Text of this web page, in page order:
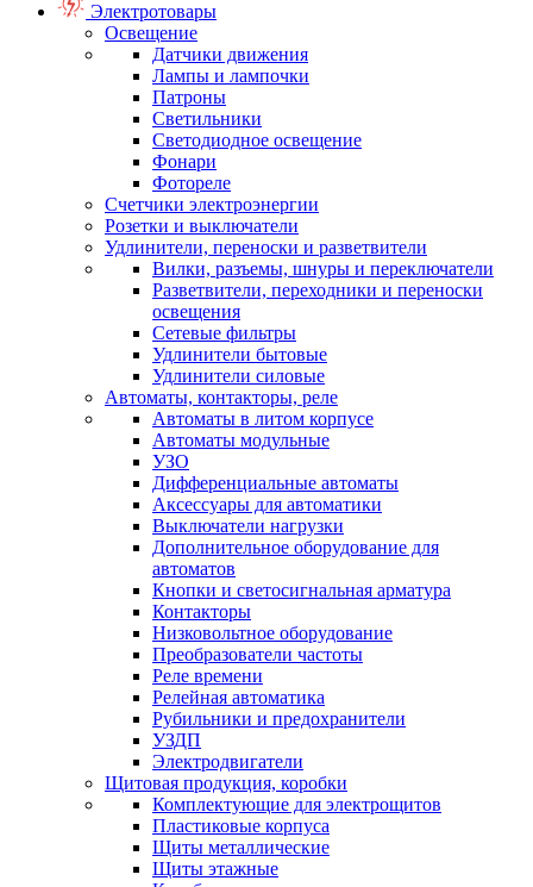
Электротовары
Освещение
Датчики движения
Лампы и лампочки
Патроны
Светильники
Светодиодное освещение
Фонари
Фотореле
Счетчики электроэнергии
Розетки и выключатели
Удлинители, переноски и разветвители
Вилки, разъемы, шнуры и переключатели
Разветвители, переходники и переноски
освещения
Сетевые фильтры
Удлинители бытовые
Удлинители силовые
Автоматы, контакторы, реле
Автоматы в литом корпусе
Автоматы модульные
УЗО
Дифференциальные автоматы
Аксессуары для автоматики
Выключатели нагрузки
Дополнительное оборудование для
автоматов
Кнопки и светосигнальная арматура
Контакторы
Низковольтное оборудование
Преобразователи частоты
Реле времени
Релейная автоматика
Рубильники и предохранители
УЗДП
Электродвигатели
Щитовая продукция, коробки
Комплектующие для электрощитов
Пластиковые корпуса
Щиты металлические
Щиты этажные